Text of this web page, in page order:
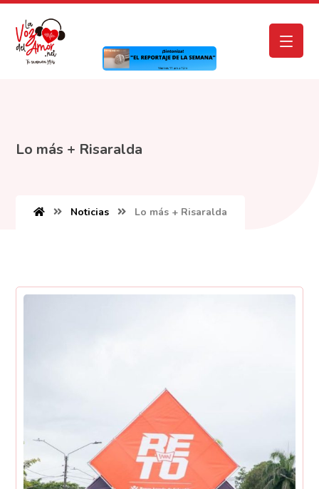
Lo más + Risaralda
Noticias Lo más + Risaralda